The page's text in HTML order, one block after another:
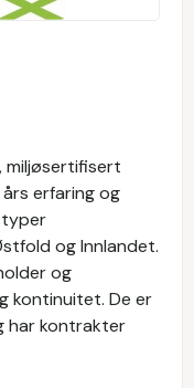
miljøsertifisert
erfaring og
typer
og Innlandet.
og
kontinuitet. De er
har kontrakter